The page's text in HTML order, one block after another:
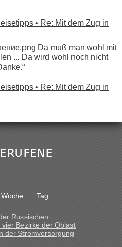
• Re: Mit dem Zug in
Da muß man wohl mit
... Da wird wohl noch nicht
• Re: Mit dem Zug in
hätte trotzdem im Text gleich
...
...
immer angezeigt "auf dieser
Woche Tag
Russischen
Bezirke der Oblast
der Stromversorgung